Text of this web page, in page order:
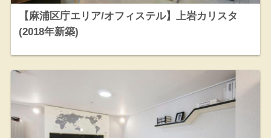
【麻浦区庁エリア/オフィステル】上岩カリスタ
(2018年新築)